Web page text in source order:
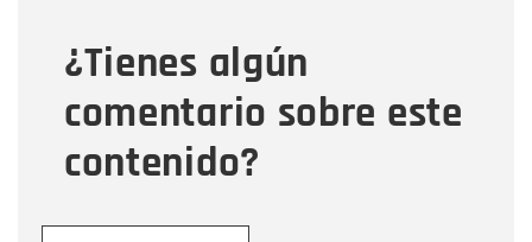
¿Tienes algún
comentario sobre este
contenido?
Mensaje